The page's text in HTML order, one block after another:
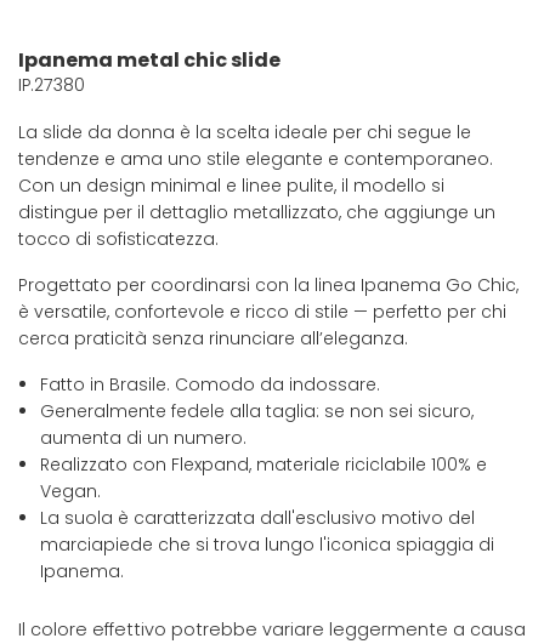
Ipanema metal chic slide
IP.27380
La slide da donna è la scelta ideale per chi segue le
tendenze e ama uno stile elegante e contemporaneo.
Con un design minimal e linee pulite, il modello si
distingue per il dettaglio metallizzato, che aggiunge un
tocco di sofisticatezza.
Progettato per coordinarsi con la linea Ipanema Go Chic,
è versatile, confortevole e ricco di stile — perfetto per chi
cerca praticità senza rinunciare all’eleganza.
Fatto in Brasile. Comodo da indossare.
Generalmente fedele alla taglia: se non sei sicuro,
aumenta di un numero.
Realizzato con Flexpand, materiale riciclabile 100% e
Vegan.
La suola è caratterizzata dall'esclusivo motivo del
marciapiede che si trova lungo l'iconica spiaggia di
Ipanema.
Il colore effettivo potrebbe variare leggermente a causa